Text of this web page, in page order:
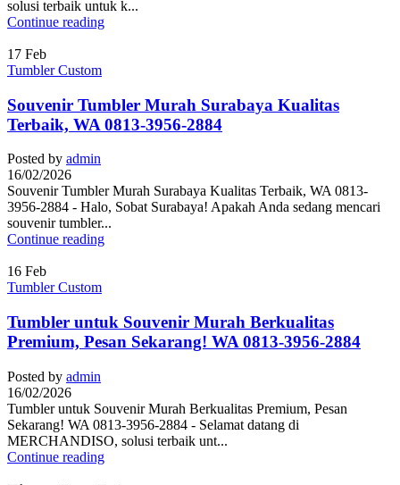
solusi terbaik untuk k...
Continue reading
17 Feb
Tumbler Custom
Souvenir Tumbler Murah Surabaya Kualitas
Terbaik, WA 0813-3956-2884
Posted by admin
16/02/2026
Souvenir Tumbler Murah Surabaya Kualitas Terbaik, WA 0813-
3956-2884 - Halo, Sobat Surabaya! Apakah Anda sedang mencari
souvenir tumbler...
Continue reading
16 Feb
Tumbler Custom
Tumbler untuk Souvenir Murah Berkualitas
Premium, Pesan Sekarang! WA 0813-3956-2884
Posted by admin
16/02/2026
Tumbler untuk Souvenir Murah Berkualitas Premium, Pesan
Sekarang! WA 0813-3956-2884 - Selamat datang di
MERCHANDISO, solusi terbaik unt...
Continue reading